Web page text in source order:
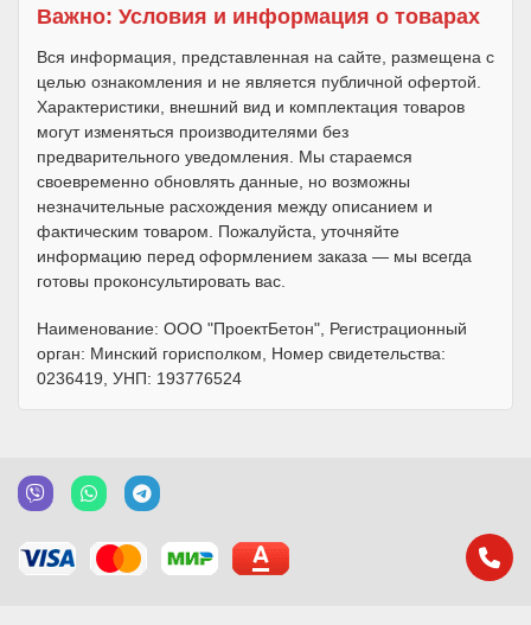
Важно: Условия и информация о товарах
Вся информация, представленная на сайте, размещена с
целью ознакомления и не является публичной офертой.
Характеристики, внешний вид и комплектация товаров
могут изменяться производителями без
предварительного уведомления. Мы стараемся
своевременно обновлять данные, но возможны
незначительные расхождения между описанием и
фактическим товаром. Пожалуйста, уточняйте
информацию перед оформлением заказа — мы всегда
готовы проконсультировать вас.
Наименование: ООО "ПроектБетон", Регистрационный
орган: Минский горисполком, Номер свидетельства:
0236419, УНП: 193776524